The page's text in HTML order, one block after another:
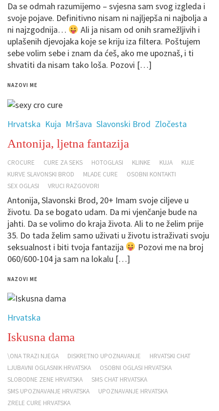
Da se odmah razumijemo – svjesna sam svog izgleda i
svoje pojave. Definitivno nisam ni najljepša ni najbolja a
ni najzgodnija…
Ali ja nisam od onih sramežljivih i
uplašenih djevojaka koje se kriju iza filtera. Poštujem
sebe volim sebe i znam da ćeš, ako me upoznaš, i ti
shvatiti da nisam tako loša. Pozovi […]
NAZOVI ME
Hrvatska Kuja Mršava Slavonski Brod Zločesta
Antonija, ljetna fantazija
CROCURE CURE ZA SEKS HOTOGLASI KLINKE KUJA
KUJE
KURVE SLAVONSKI BROD
MLADE CURE
OSOBNI KONTAKTI
SEX OGLASI
VRUCI RAZGOVORI
Antonija, Slavonski Brod, 20+ Imam svoje ciljeve u
životu. Da se bogato udam. Da mi vjenčanje bude na
jahti. Da se volimo do kraja života. Ali to ne želim prije
35. Do tada želim samo uživati u životu istraživati svoju
seksualnost i biti tvoja fantazija
Pozovi me na broj
060/600-104 ja sam na lokalu […]
NAZOVI ME
Hrvatska
Iskusna dama
\ONA TRAZI NJEGA DISKRETNO UPOZNAVANJE
HRVATSKI CHAT
LJUBAVNI OGLASNIK HRVATSKA
OSOBNI OGLASI HRVATSKA
SLOBODNE ZENE HRVATSKA
SMS CHAT HRVATSKA
SMS UPOZNAVANJE HRVATSKA
UPOZNAVANJE HRVATSKA
ZRELE CURE HRVATSKA